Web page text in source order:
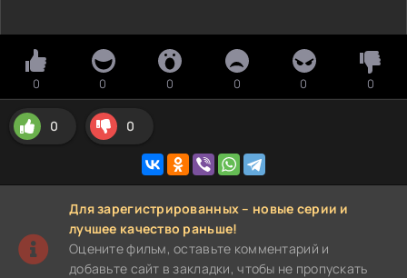
0 0 0 0 0 0
0 0
Для зарегистрированных – новые серии и
лучшее качество раньше!
Оцените фильм, оставьте комментарий и
добавьте сайт в закладки, чтобы не пропускать